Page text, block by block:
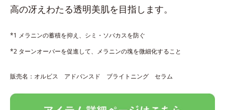
高の冴えわたる透明美肌を目指します。
*1 メラニンの蓄積を抑え、シミ・ソバカスを防ぐ
*2 ターンオーバーを促進して、メラニンの塊を微細化すること
販売名：オルビス アドバンスド ブライトニング セラム